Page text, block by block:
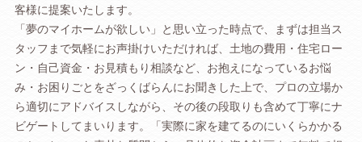
客様に提案いたします。
「夢のマイホームが欲しい」と思い立った時点で、まずは担当ス
タッフまで気軽にお声掛けいただければ、土地の費用・住宅ロー
ン・自己資金・お見積もり相談など、お抱えになっているお悩
み・お困りごとをざっくばらんにお聞きした上で、プロの立場か
ら適切にアドバイスしながら、その後の段取りも含めて丁寧にナ
ビゲートしてまいります。「実際に家を建てるのにいくらかかる